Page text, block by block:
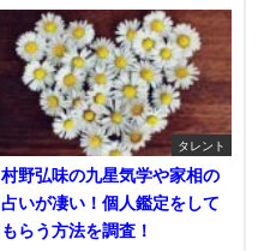
タレント
村野弘味の九星気学や家相の
占いが凄い！個人鑑定をして
もらう方法を調査！